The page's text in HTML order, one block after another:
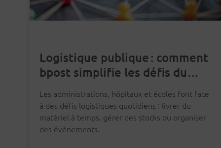
Logistique publique : comment
bpost simplifie les défis du
Les administrations, hôpitaux et écoles font face
à des défis logistiques quotidiens : livrer du
matériel à temps, gérer des stocks ou organiser
des événements.